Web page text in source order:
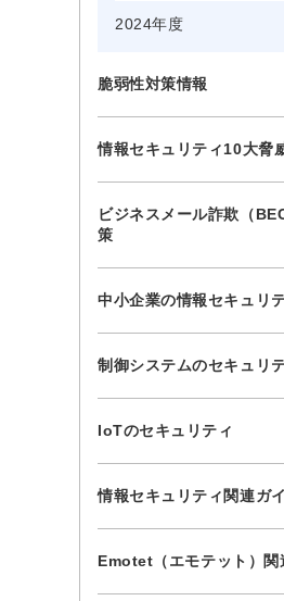
2024年度
脆弱性対策情報
情報セキュリティ10大脅
ビジネスメール詐欺（
策
中小企業の情報セキュリ
制御システムのセキュリ
IoTのセキュリティ
情報セキュリティ関連ガ
Emotet（エモテット）関